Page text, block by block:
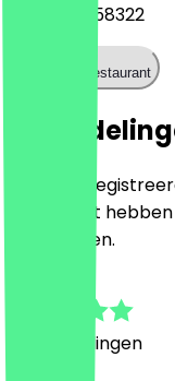
+493060258322
Bel het restaurant
Alleen
restaurant
achterlaten.
Beoordelingen